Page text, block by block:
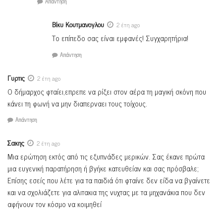
Βίκυ Κουτμανογλου 2 έτη ago
Το επίπεδο σας είναι εμφανές! Συγχαρητήρια!
Απάντηση
Γυρτις 2 έτη ago
Ο δήμαρχος φταίει,επρεπε να ρίξει στον αέρα τη μαγική σκόνη που
κάνει τη φωνή να μην διαπερναει τους τοίχους.
Απάντηση
Σακης 2 έτη ago
Μια ερώτηση εκτός από τις εξυπνάδες μερικών. Σας έκανε πρώτα
μια ευγενική παρατήρηση ή βγήκε κατευθείαν και σας πρόσβαλε;
Επίσης εσείς που λέτε για τα παιδιά ότι φταίνε δεν είδα να βγαίνετε
και να σχολιάζετε για αλιτακια της νυχτας με τα μηχανάκια που δεν
αφήνουν τον κόσμο να κοιμηθεί